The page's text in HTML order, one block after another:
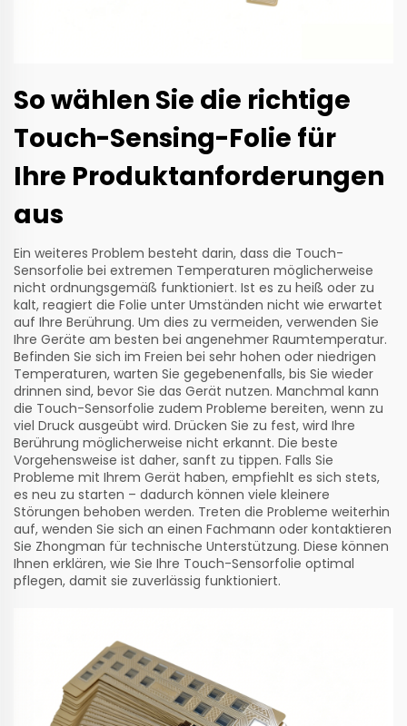
So wählen Sie die richtige
Touch-Sensing-Folie für
Ihre Produktanforderungen
aus
Ein weiteres Problem besteht darin, dass die Touch-
Sensorfolie bei extremen Temperaturen möglicherweise
nicht ordnungsgemäß funktioniert. Ist es zu heiß oder zu
kalt, reagiert die Folie unter Umständen nicht wie erwartet
auf Ihre Berührung. Um dies zu vermeiden, verwenden Sie
Ihre Geräte am besten bei angenehmer Raumtemperatur.
Befinden Sie sich im Freien bei sehr hohen oder niedrigen
Temperaturen, warten Sie gegebenenfalls, bis Sie wieder
drinnen sind, bevor Sie das Gerät nutzen. Manchmal kann
die Touch-Sensorfolie zudem Probleme bereiten, wenn zu
viel Druck ausgeübt wird. Drücken Sie zu fest, wird Ihre
Berührung möglicherweise nicht erkannt. Die beste
Vorgehensweise ist daher, sanft zu tippen. Falls Sie
Probleme mit Ihrem Gerät haben, empfiehlt es sich stets,
es neu zu starten – dadurch können viele kleinere
Störungen behoben werden. Treten die Probleme weiterhin
auf, wenden Sie sich an einen Fachmann oder kontaktieren
Sie Zhongman für technische Unterstützung. Diese können
Ihnen erklären, wie Sie Ihre Touch-Sensorfolie optimal
pflegen, damit sie zuverlässig funktioniert.